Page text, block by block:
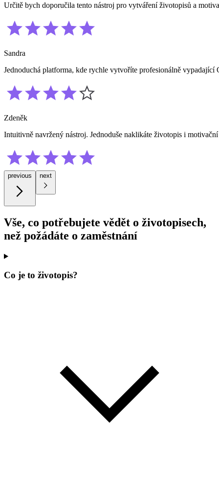
Určitě bych doporučila tento nástroj pro vytváření životopisů a
Sandra
Jednoduchá platforma, kde rychle vytvoříte profesionálně
Zdeněk
Intuitivně navržený nástroj. Jednoduše naklikáte životopis i
previous next
Vše, co potřebujete vědět o životopisech,
než požádáte o zaměstnání
Co je to životopis?